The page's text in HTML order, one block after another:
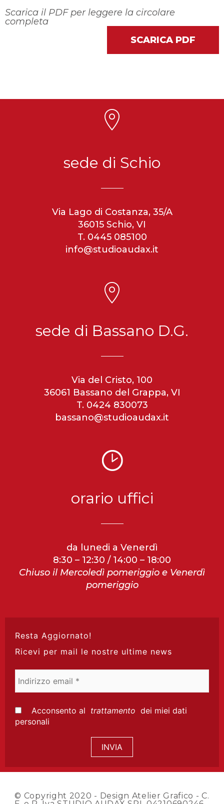
Scarica il PDF per leggere la circolare
completa
SCARICA PDF
sede di Schio
Via Lago di Costanza, 35/A
36015 Schio, VI
T. 0445 085100
info@studioaudax.it
sede di Bassano D.G.
Via del Cristo, 100
36061 Bassano del Grappa, VI
T. 0424 830073
bassano@studioaudax.it
orario uffici
da lunedi a Venerdì
8:30 – 12:30 / 14:00 – 18:00
Chiuso il Mercoledì pomeriggio e Venerdì
pomeriggio
Resta Aggiornato!
Ricevi per mail le nostre ultime news
email
Acconsento al trattamento dei miei dati
personali
© Copyright 2020 - Design Atelier Grafico - C.